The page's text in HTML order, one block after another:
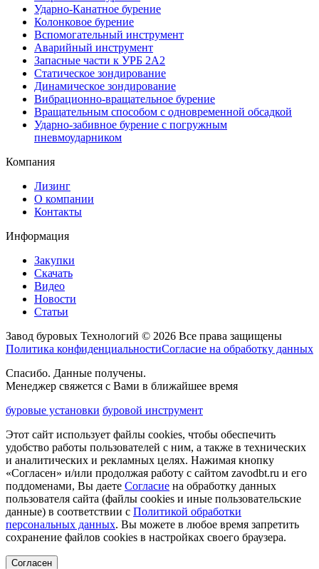
Ударно-Канатное бурение
Колонковое бурение
Вспомогательный инструмент
Аварийный инструмент
Запасные части к УРБ 2А2
Статическое зондирование
Динамическое зондирование
Вибрационно-вращательное бурение
Вращательным способом с одновременной обсадкой
Ударно-забивное бурение с погружным
пневмоударником
Компания
Лизинг
О компании
Контакты
Информация
Закупки
Скачать
Видео
Новости
Статьи
Завод буровых Технологий © 2026 Все права защищены
Политика конфиденциальностиСогласие на обработку данных
Спасибо. Данные получены.
Менеджер свяжется с Вами в ближайшее время
буровые установки буровой инструмент
Этот сайт использует файлы cookies, чтобы обеспечить
удобство работы пользователей с ним, а также в технических
и аналитических и рекламных целях. Нажимая кнопку
«Согласен» и/или продолжая работу с сайтом zavodbt.ru и его
поддоменами, Вы даете Согласие на обработку данных
пользователя сайта (файлы cookies и иные пользовательские
данные) в соответствии с Политикой обработки
персональных данных. Вы можете в любое время запретить
сохранение файлов cookies в настройках своего браузера.
Согласен